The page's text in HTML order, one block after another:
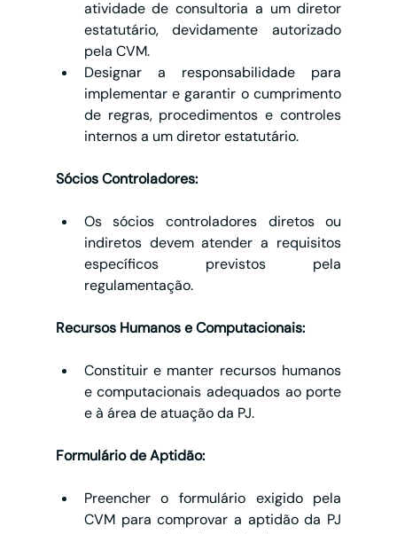
atividade de consultoria a um diretor
estatutário, devidamente autorizado
pela CVM.
Designar a responsabilidade para
implementar e garantir o cumprimento
de regras, procedimentos e controles
internos a um diretor estatutário.
Sócios Controladores:
Os sócios controladores diretos ou
indiretos devem atender a requisitos
específicos previstos pela
regulamentação.
Recursos Humanos e Computacionais:
Constituir e manter recursos humanos
e computacionais adequados ao porte
e à área de atuação da PJ.
Formulário de Aptidão:
Preencher o formulário exigido pela
CVM para comprovar a aptidão da PJ